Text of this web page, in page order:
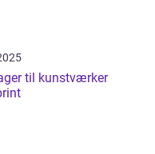
til kunstværker